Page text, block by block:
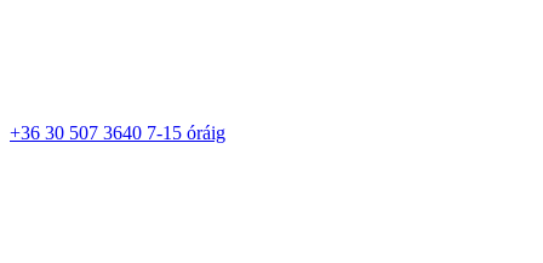
+36 30 507 3640 7-15 óráig